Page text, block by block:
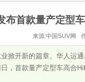
布首款量产定型
来源:中国SUV网
掀开新的篇章。华人运
，首款量产定型车高合